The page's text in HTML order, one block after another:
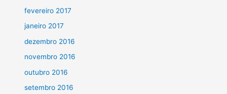
fevereiro 2017
janeiro 2017
dezembro 2016
novembro 2016
outubro 2016
setembro 2016